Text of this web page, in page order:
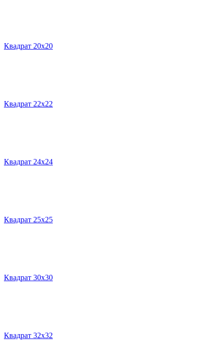
Квадрат 20х20
Квадрат 22х22
Квадрат 24х24
Квадрат 25х25
Квадрат 30х30
Квадрат 32х32